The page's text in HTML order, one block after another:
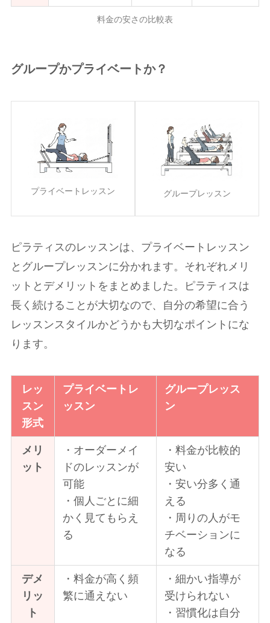
料金の安さの比較表
グループかプライベートか？
プライベートレッスン グループレッスン
ピラティスのレッスンは、プライベートレッスン
とグループレッスンに分かれます。それぞれメリ
ットとデメリットをまとめました。ピラティスは
長く続けることが大切なので、自分の希望に合う
レッスンスタイルかどうかも大切なポイントにな
ります。
レッ
スン
形式
プライベートレ
ッスン
グループレッス
ン
メリ
ット
・オーダーメイ
ドのレッスンが
可能
・個人ごとに細
かく見てもらえ
る
・料金が比較的
安い
・安い分多く通
える
・周りの人がモ
チベーションに
なる
デメ
リッ
ト
・料金が高く頻
繁に通えない
・細かい指導が
受けられない
・習慣化は自分